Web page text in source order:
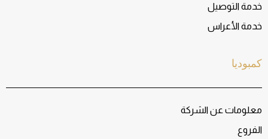
كمبوديا
معلومات عن الشركة
الفروع
خدمة التوصيل
خدمة الأعراس